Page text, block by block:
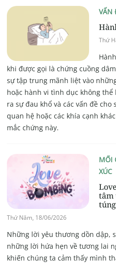
VẤN
Thứ
khi được gọi là chứng cuồng
sự tập trung mãnh liệt vào
hoặc hành vi tình dục không
ra sự đau khổ và các vấn đề cho
quan hệ hoặc các khía cạnh
mắc chứng này.
MỐI
XÚC
tâm
túng
Thứ Năm, 18/06/2026
Những lời yêu thương dồn dập,
những lời hứa hẹn về tương lai
khiến chúng ta cảm thấy mình